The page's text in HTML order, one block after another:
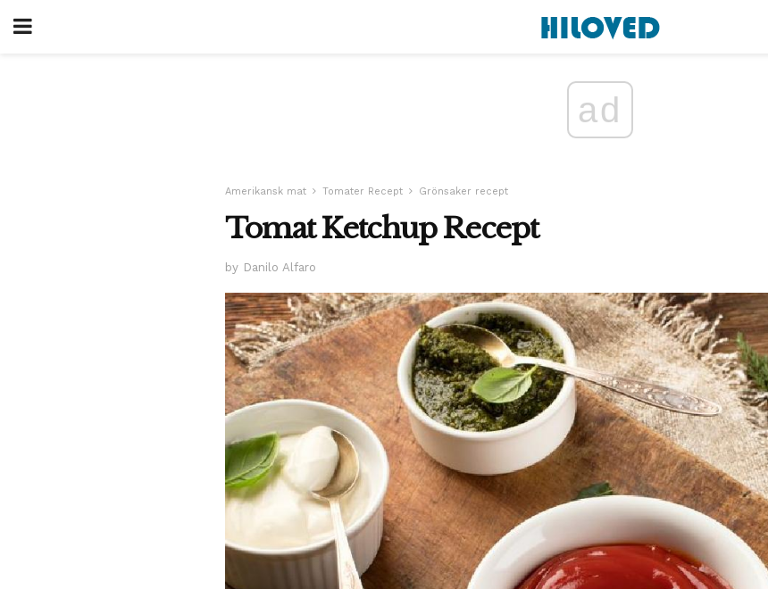
ad
Amerikansk mat Tomater Recept Grönsaker recept
Tomat Ketchup Recept
by Danilo Alfaro